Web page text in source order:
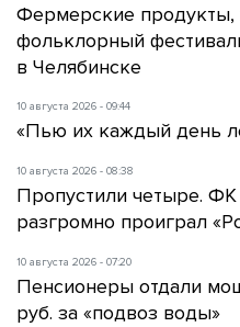
Фермерские
фольклорный
в Челябинске
10 августа 2026 - 09:44
«Пью их каждый день
10 августа 2026 - 08:38
Пропустили четыре.
разгромно проиграл
10 августа 2026 - 07:20
Пенсионеры отдали
руб. за «подвоз воды»